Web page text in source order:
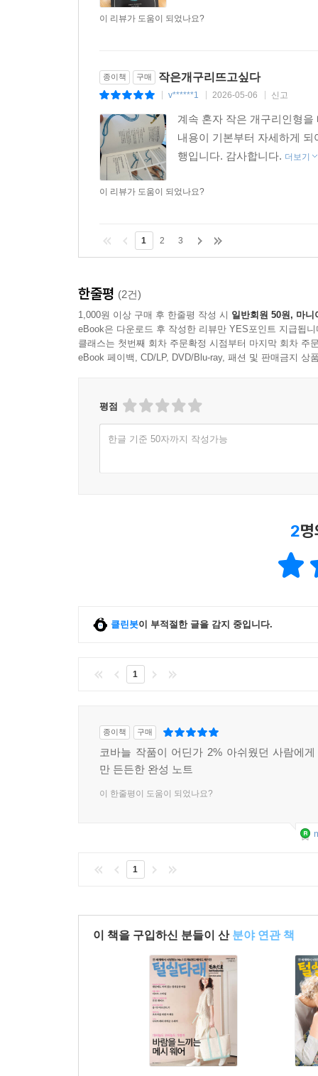
이 리뷰가 도움이 되었나요?
종이책 구매 작은개구리뜨고싶다
v******1 2026-05-06 신고
계속 혼자 작은 개구리인형
내용이 기본부터 자세하게
행입니다. 감사합니다. 더보기
이 리뷰가 도움이 되었나요?
1 2 3
한줄평 (2건)
1,000원 이상 구매 후 한줄평 작성 시 일반회원 50원, 마니
eBook은 다운로드 후 작성한 리뷰만 YES포인트 지급됩니
클래스는 첫번째 회차 주문확정 시점부터 마지막 회차 주
eBook 페이백, CD/LP, DVD/Blu-ray, 패션 및 판매금지 상
평점
한글 기준 50자까지 작성가능
2
클린봇이 부적절한 글을 감지 중입니다.
1
종이책 구매
코바늘 작품이 어딘가 2% 아쉬웠던 사람에
만 든든한 완성 노트
이 한줄평이 도움이 되었나요?
1
이 책을 구입하신 분들이 산 분야 연관 책